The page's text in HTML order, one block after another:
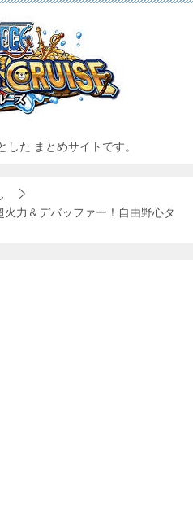
した まとめサイトです。
火力＆デバッファー！自由野心タ